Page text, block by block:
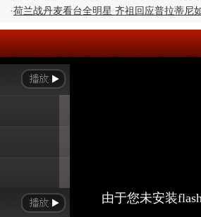
·荷兰战丹麦看台全明星 齐祖回应普拉蒂尼
由于您未安装